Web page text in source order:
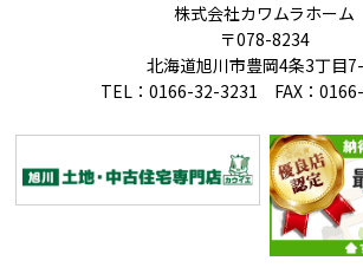
株式会社カワムラホーム
〒078-8234
北海道旭川市豊岡4条3丁目
TEL：0166-32-3231 FAX：